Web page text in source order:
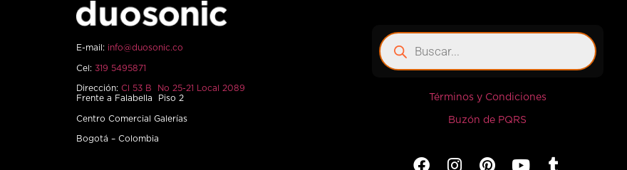
E-mail: info@duosonic.co
Cel: 319 5495871
Dirección: Cl 53 B No 25-21 Local 2089
Frente a Falabella Piso 2
Centro Comercial Galerías
Bogotá – Colombia
Términos y Condiciones
Buzón de PQRS